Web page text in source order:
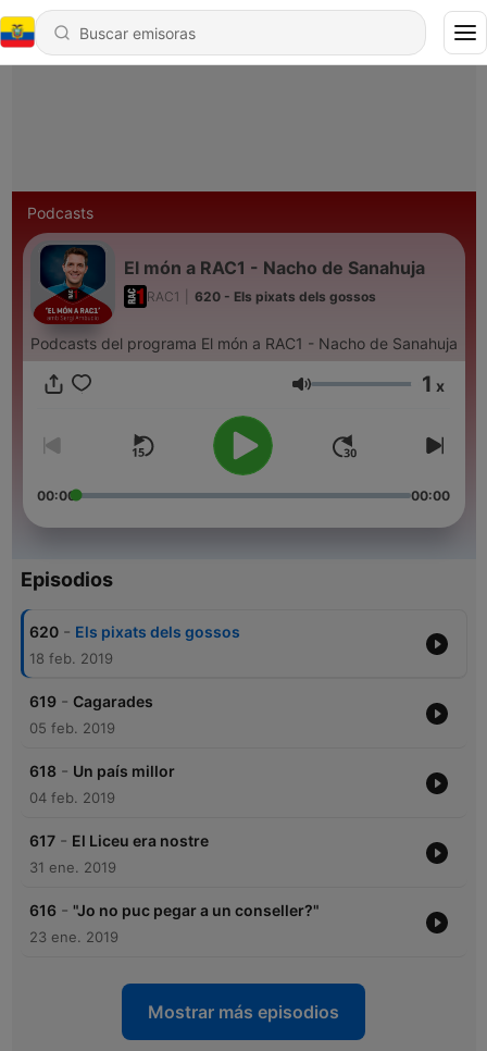
Podcasts
El món a RAC1 - Nacho de Sanahuja
RAC1 620 - Els pixats dels gossos
Podcasts del programa El món a RAC1 - Nacho de Sanahuja
Volumen 1 x
00:00 00:00
Episodios
620 - Els pixats dels gossos
18 feb. 2019
619 - Cagarades
05 feb. 2019
618 - Un país millor
04 feb. 2019
617 - El Liceu era nostre
31 ene. 2019
616 - "Jo no puc pegar a un conseller?"
23 ene. 2019
Mostrar más episodios